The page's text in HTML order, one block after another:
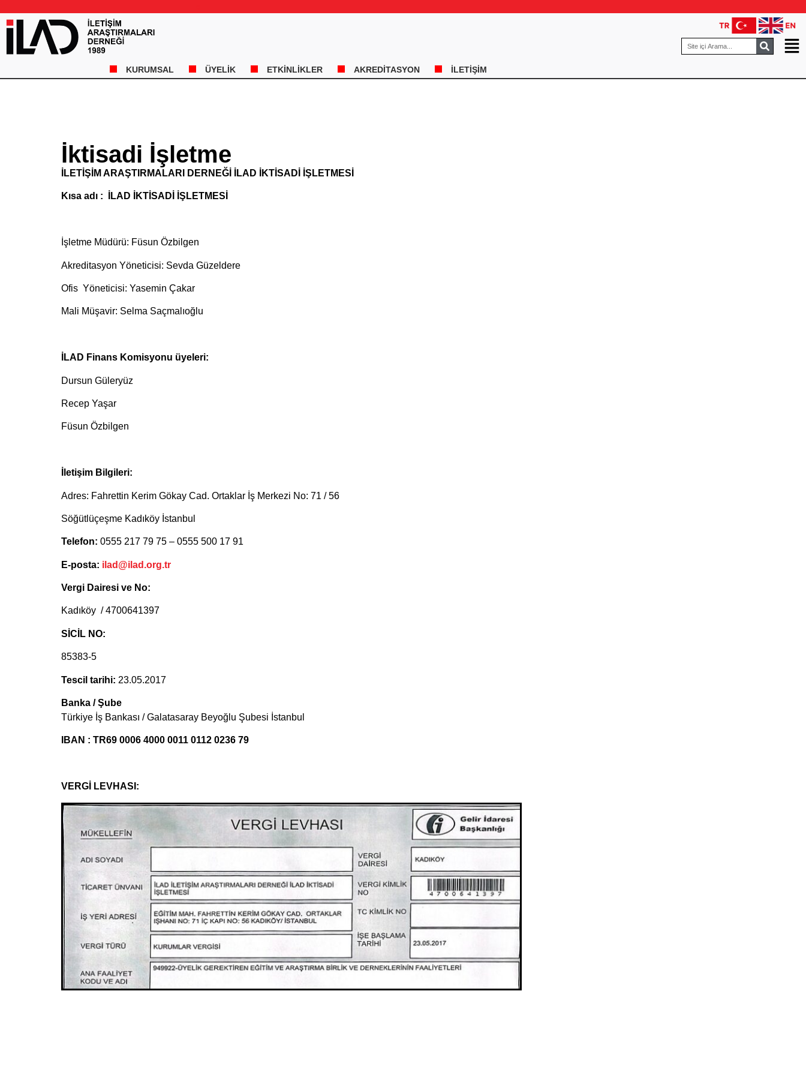
KURUMSAL ÜYELİK ETKİNLİKLER AKREDİTASYON İLETİŞİM
İktisadi İşletme
İLETİŞİM ARAŞTIRMALARI DERNEĞİ İLAD İKTİSADİ İŞLETMESİ
Kısa adı : İLAD İKTİSADİ İŞLETMESİ
İşletme Müdürü: Füsun Özbilgen
Akreditasyon Yöneticisi: Sevda Güzeldere
Ofis Yöneticisi: Yasemin Çakar
Mali Müşavir: Selma Saçmalıoğlu
İLAD Finans Komisyonu üyeleri:
Dursun Güleryüz
Recep Yaşar
Füsun Özbilgen
İletişim Bilgileri:
Adres: Fahrettin Kerim Gökay Cad. Ortaklar İş Merkezi No: 71 / 56
Söğütlüçeşme Kadıköy İstanbul
Telefon: 0555 217 79 75 – 0555 500 17 91
E-posta: ilad@ilad.org.tr
Vergi Dairesi ve No:
Kadıköy / 4700641397
SİCİL NO:
85383-5
Tescil tarihi: 23.05.2017
Banka / Şube
Türkiye İş Bankası / Galatasaray Beyoğlu Şubesi İstanbul
IBAN : TR69 0006 4000 0011 0112 0236 79
VERGİ LEVHASI: